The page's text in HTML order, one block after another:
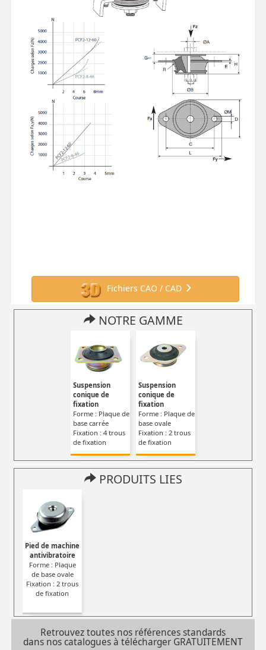
Fichiers CAO / CAD
NOTRE GAMME
Suspension
conique de
fixation
Forme : Plaque de
base carrée
Fixation : 4 trous
de fixation
Suspension
conique de
fixation
Forme : Plaque de
base ovale
Fixation : 2 trous
de fixation
PRODUITS LIES
Pied de machine
antivibratoire
Forme : Plaque
de base ovale
Fixation : 2 trous
de fixation
Retrouvez toutes nos références standards
dans nos catalogues à télécharger GRATUITEMENT